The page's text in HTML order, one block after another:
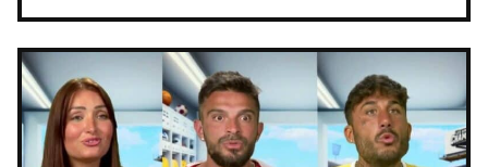
anniversaire